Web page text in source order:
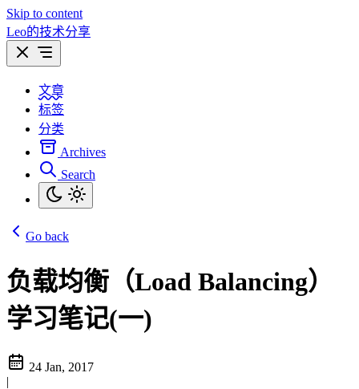
Skip to content
Leo的技术分享
文章
标签
分类
Archives
Search
Go back
负载均衡（Load Balancing）
学习笔记(一)
24 Jan, 2017
|